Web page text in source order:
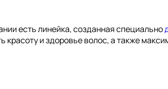
есть линейка, созданная специально
красоту и здоровье волос, а также